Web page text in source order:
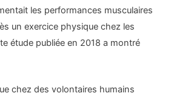
les performances musculaires
un exercice physique chez les
étude publiée en 2018 a montré
chez des volontaires humains